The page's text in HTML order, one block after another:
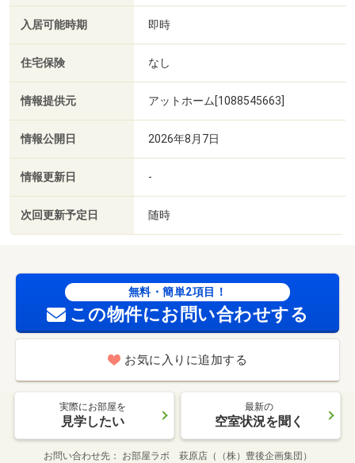
入居可能時期 即時
住宅保険 なし
情報提供元 アットホーム[1088545663]
情報公開日 2026年8月7日
情報更新日 -
次回更新予定日 随時
無料・簡単2項目！
この物件にお問い合わせする
お気に入りに追加する
実際にお部屋を
見学したい
最新の
空室状況を聞く
お問い合わせ先 お部屋ラボ 萩原店（（株）豊後企画集団）